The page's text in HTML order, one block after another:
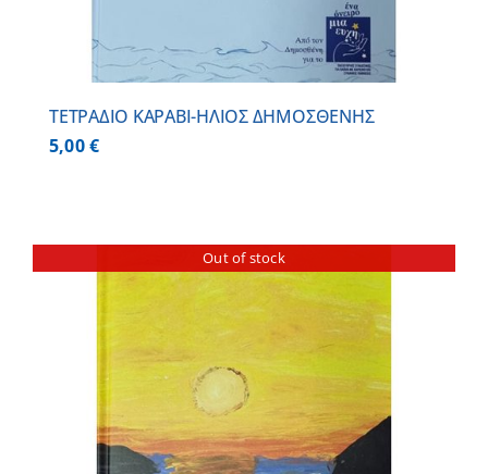
ΤΕΤΡΑΔΙΟ ΚΑΡΑΒΙ-ΗΛΙΟΣ ΔΗΜΟΣΘΕΝΗΣ
5,00€
Out of stock